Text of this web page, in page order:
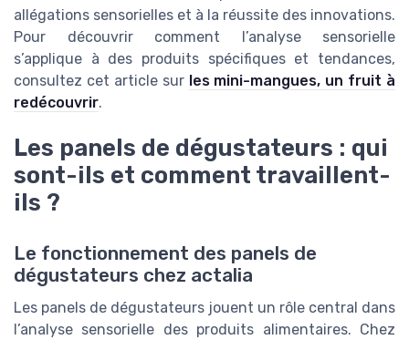
allégations sensorielles et à la réussite des innovations.
Pour découvrir comment l’analyse sensorielle
s’applique à des produits spécifiques et tendances,
consultez cet article sur les mini-mangues, un fruit à
redécouvrir.
Les panels de dégustateurs : qui
sont-ils et comment travaillent-
ils ?
Le fonctionnement des panels de
dégustateurs chez actalia
Les panels de dégustateurs jouent un rôle central dans
l’analyse sensorielle des produits alimentaires. Chez